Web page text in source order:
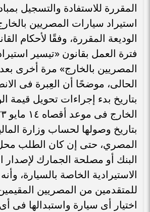
المقررة للاستفادة والتسجيل
استيراد سيارات المصريين
الوديعة المقررة، وفقًا لأحكام
فترة العمل بقانون «تيسير
الحالى، موضحًا أن العِبرة فى
بتاريخ بدء إجراءات تحويل قيمة
بتاريخ وصولها لحساب وزارة
المصري، حتى إن كان الطلب
البنك أو مصلحة الجمارك لإصدار
الاستيرادية الخاصة بالسيارة،
للمتقدمين من المصريين